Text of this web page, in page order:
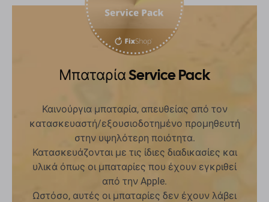
Μπαταρία Service Pack
Καινούργια μπαταρία, απευθείας από τον
κατασκευαστή/εξουσιοδοτημένο προμηθευτή
στην υψηλότερη ποιότητα.
Κατασκευάζονται με τις ίδιες διαδικασίες και
υλικά όπως οι μπαταρίες που έχουν εγκριθεί
από την Apple.
Ωστόσο, αυτές οι μπαταρίες δεν έχουν λάβει